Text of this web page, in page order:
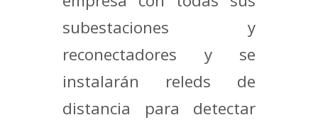
subestaciones y
reconectadores y se
instalarán releds de
distancia para detectar